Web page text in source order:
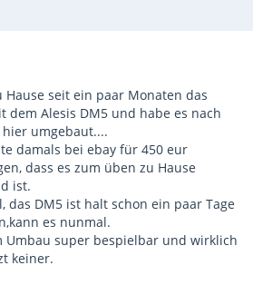
seit ein paar Monaten das
dem Alesis DM5 und habe es nach
umgebaut....
damals bei ebay für 450 eur
dass es zum üben zu Hause
ist.
das DM5 ist halt schon ein paar Tage
es nunmal.
Umbau super bespielbar und wirklich
keiner.